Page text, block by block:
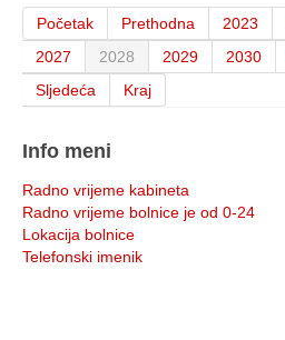
Početak
Prethodna 2023
2027
2028 2029 2030
Sljedeća
Kraj
Info meni
Radno vrijeme kabineta
Radno vrijeme bolnice je od 0-24
Lokacija bolnice
Telefonski imenik